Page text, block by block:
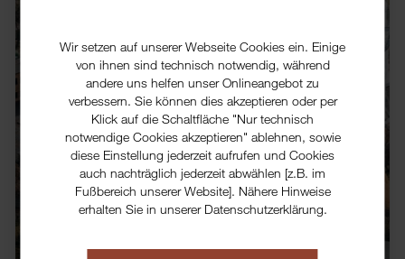
Wir setzen auf unserer Webseite Cookies ein. Einige
von ihnen sind technisch notwendig, während
andere uns helfen unser Onlineangebot zu
verbessern. Sie können dies akzeptieren oder per
Klick auf die Schaltfläche "Nur technisch
notwendige Cookies akzeptieren" ablehnen, sowie
diese Einstellung jederzeit aufrufen und Cookies
auch nachträglich jederzeit abwählen [z.B. im
Fußbereich unserer Website]. Nähere Hinweise
erhalten Sie in unserer Datenschutzerklärung.